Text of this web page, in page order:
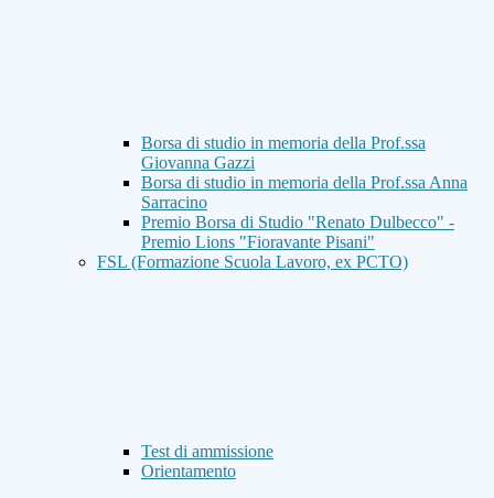
Borsa di studio in memoria della Prof.ssa
Giovanna Gazzi
Borsa di studio in memoria della Prof.ssa Anna
Sarracino
Premio Borsa di Studio "Renato Dulbecco" -
Premio Lions "Fioravante Pisani"
FSL (Formazione Scuola Lavoro, ex PCTO)
Test di ammissione
Orientamento